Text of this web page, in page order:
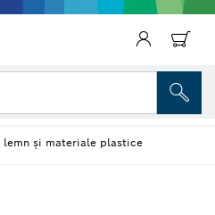
lemn și materiale plastice